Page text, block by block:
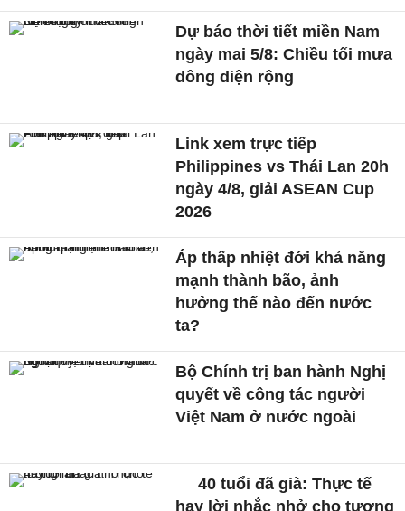
Dự báo thời tiết miền Nam
ngày mai 5/8: Chiều tối mưa
dông diện rộng
Link xem trực tiếp
Philippines vs Thái Lan 20h
ngày 4/8, giải ASEAN Cup
2026
Áp thấp nhiệt đới khả năng
mạnh thành bão, ảnh
hưởng thế nào đến nước
ta?
Bộ Chính trị ban hành Nghị
quyết về công tác người
Việt Nam ở nước ngoài
40 tuổi đã già: Thực tế
hay lời nhắc nhở cho tương